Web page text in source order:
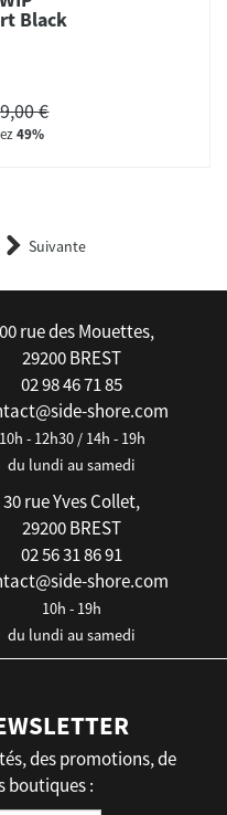
Black
€
49%
(current)Suivante
rue des Mouettes,
29200 BREST
02 98 46 71 85
shore.com
10h - 12h30 / 14h - 19h
du lundi au samedi
30 rue Yves Collet,
29200 BREST
02 56 31 86 91
shore.com
10h - 19h
du lundi au samedi
des promotions, de
boutiques :